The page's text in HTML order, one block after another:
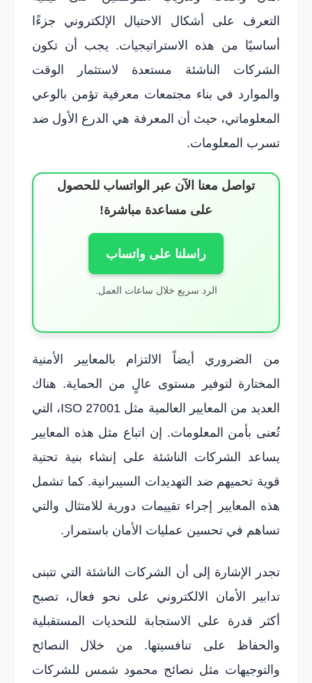
التعرف على أشكال الاحتيال الإلكتروني جزءًا
أساسيًا من هذه الاستراتيجيات. يجب أن تكون
الشركات الناشئة مستعدة لاستثمار الوقت
والموارد في بناء مجتمعات معرفية تؤمن بالوعي
المعلوماتي، حيث أن المعرفة هي الدرع الأول ضد
تسرب المعلومات.
تواصل معنا الآن عبر الواتساب للحصول
على مساعدة مباشرة!
راسلنا على واتساب
الرد سريع خلال ساعات العمل.
من الضروري أيضاً الالتزام بالمعايير الأمنية
المختارة لتوفير مستوى عالٍ من الحماية. هناك
العديد من المعايير العالمية مثل ISO 27001، التي
تُعنى بأمن المعلومات. إن اتباع مثل هذه المعايير
يساعد الشركات الناشئة على إنشاء بنية تحتية
قوية تحميهم ضد التهديدات السيبرانية. كما تشمل
هذه المعايير إجراء تقييمات دورية للامتثال والتي
تساهم في تحسين عمليات الأمان باستمرار.
تجدر الإشارة إلى أن الشركات الناشئة التي تتبنى
تدابير الأمان الالكتروني على نحو فعال، تصبح
أكثر قدرة على الاستجابة للتحديات المستقبلية
والحفاظ على تنافسيتها. من خلال النصائح
والتوجيهات مثل نصائح محمود شمس للشركات